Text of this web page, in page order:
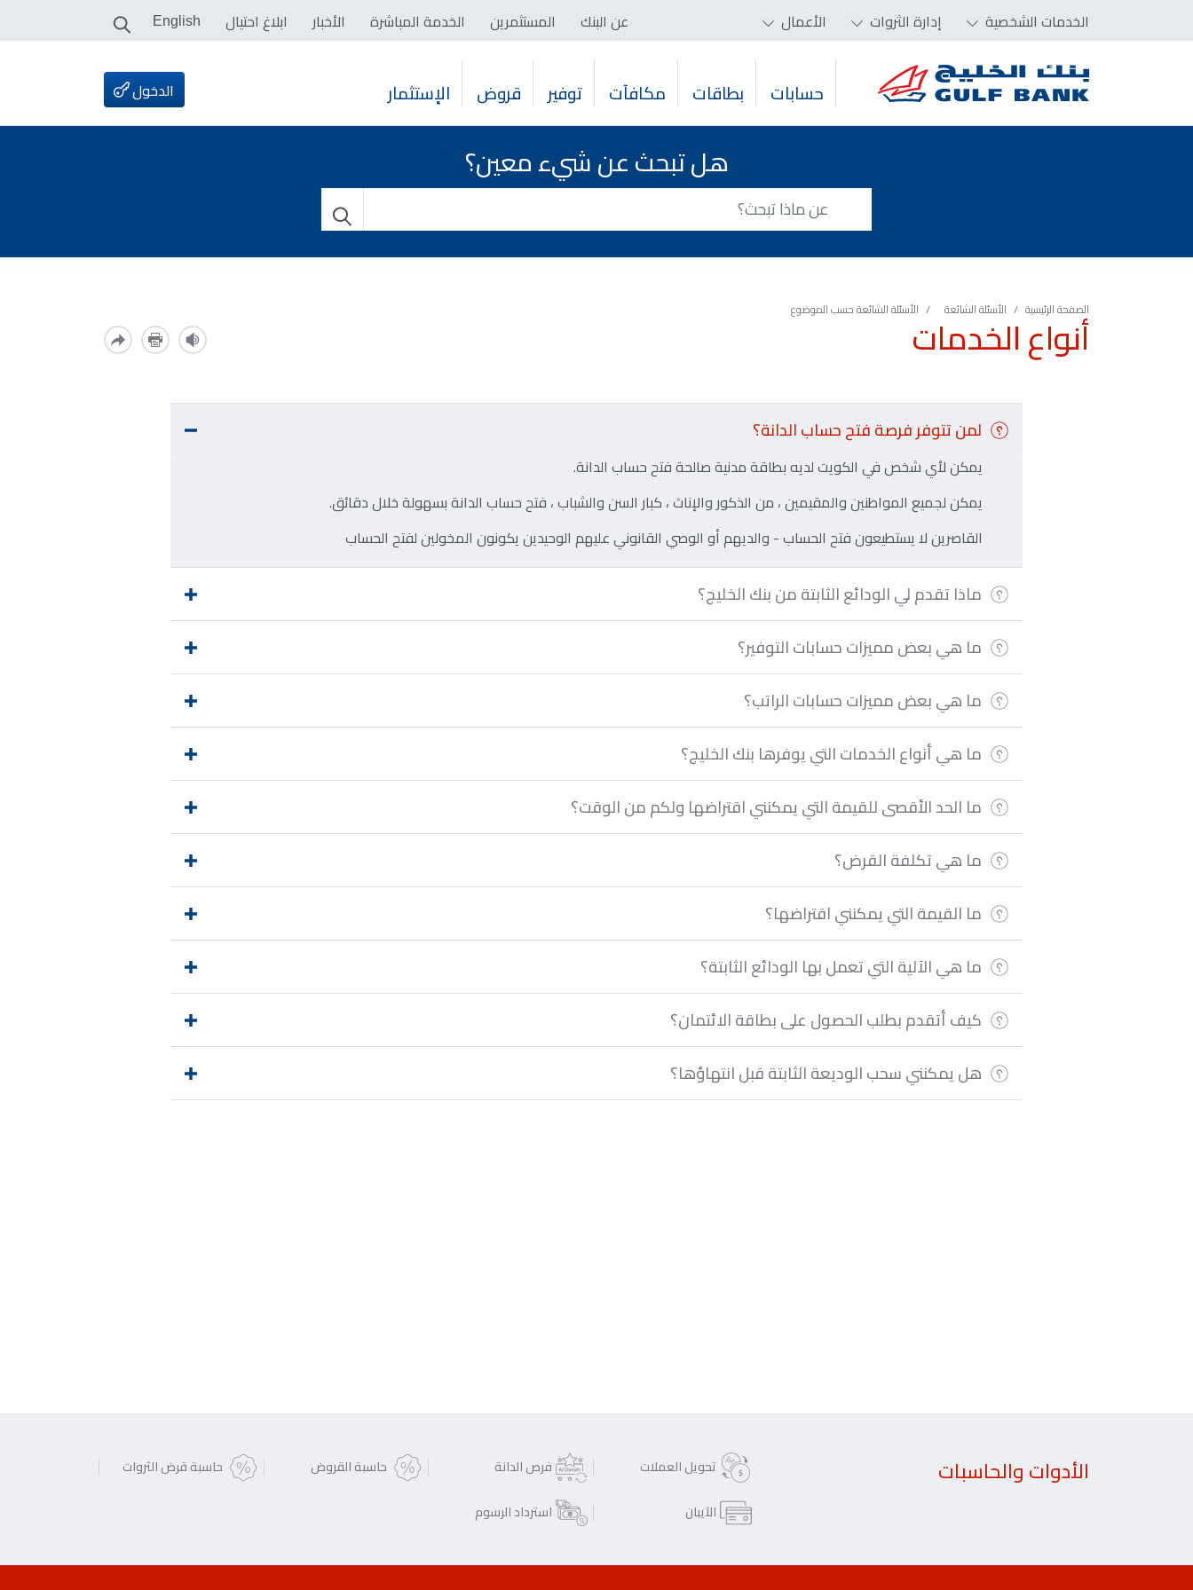
الخدمات الشخصية إدارة الثروات الأعمال عن البنك المستثمرين الخدمة المباشرة الأخبار ابلاغ احتيال English
حسابات بطاقات مكافآت توفير قروض الإستثمار الدخول
هل تبحث عن شيء معين؟
الصفحة الرئيسية الأسئلة الشائعة الأسئلة الشائعة حسب الموضوعأنواع الخدمات
لمن تتوفر فرصة فتح حساب الدانة؟
يمكن لأي شخص في الكويت لديه بطاقة مدنية صالحة فتح حساب الدانة.
يمكن لجميع المواطنين والمقيمين ، من الذكور والإناث ، كبار السن والشباب ، فتح حساب الدانة بسهولة خلال دقائق.
القاصرين لا يستطيعون فتح الحساب - والديهم أو الوصي القانوني عليهم الوحيدين يكونون المخولين لفتح الحساب
ماذا تقدم لي الودائع الثابتة من بنك الخليج؟
ما هي بعض مميزات حسابات التوفير؟
ما هي بعض مميزات حسابات الراتب؟
ما هي أنواع الخدمات التي يوفرها بنك الخليج؟
ما الحد الأقصى للقيمة التي يمكنني اقتراضها ولكم من الوقت؟
ما هي تكلفة القرض؟
ما القيمة التي يمكنني اقتراضها؟
ما هي الآلية التي تعمل بها الودائع الثابتة؟
كيف أتقدم بطلب الحصول على بطاقة الائتمان؟
هل يمكنني سحب الوديعة الثابتة قبل انتهاؤها؟
الأدوات والحاسبات تحويل العملات فرص الدانة حاسبة القروض
حاسبة قرض الثروات
الآيبان
استرداد الرسوم